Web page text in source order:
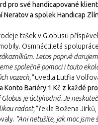
pro své handicapované
Neratov a spolek Handicap
tašek v Globusu
Osmnáctiletá
Letos poprvé
společně pomoci i touto
vozech,"uvedla Lutfia
Konto Bariéry 1 Kč z každé
Globus je úctyhodná. Je
radost,"řekla Božena
"Ani netušíte, jak moc jsme